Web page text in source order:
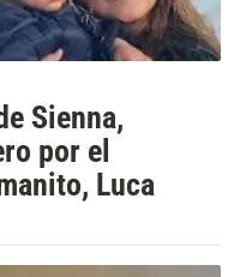
Sienna,
por el
Luca